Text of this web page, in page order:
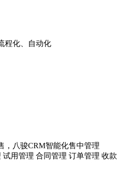
程化、自动化
，八骏CRM智能化售中管理
试用管理 合同管理 订单管理 收